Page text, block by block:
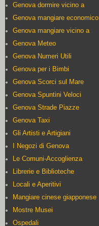
Genova dormire vicino a
Genova mangiare economico
Genova mangiare vicino a
Genova Meteo
Genova Numeri Utili
Genova per i Bimbi
Genova Scorci sul Mare
Genova Spuntini Veloci
Genova Strade Piazze
Genova Taxi
Gli Artisti e Artigiani
I Negozi di Genova
Le Comuni-Accoglienza
Librerie e Biblioteche
Locali e Aperitivi
Mangiare cinese giapponese
Mostre Musei
Ospedali